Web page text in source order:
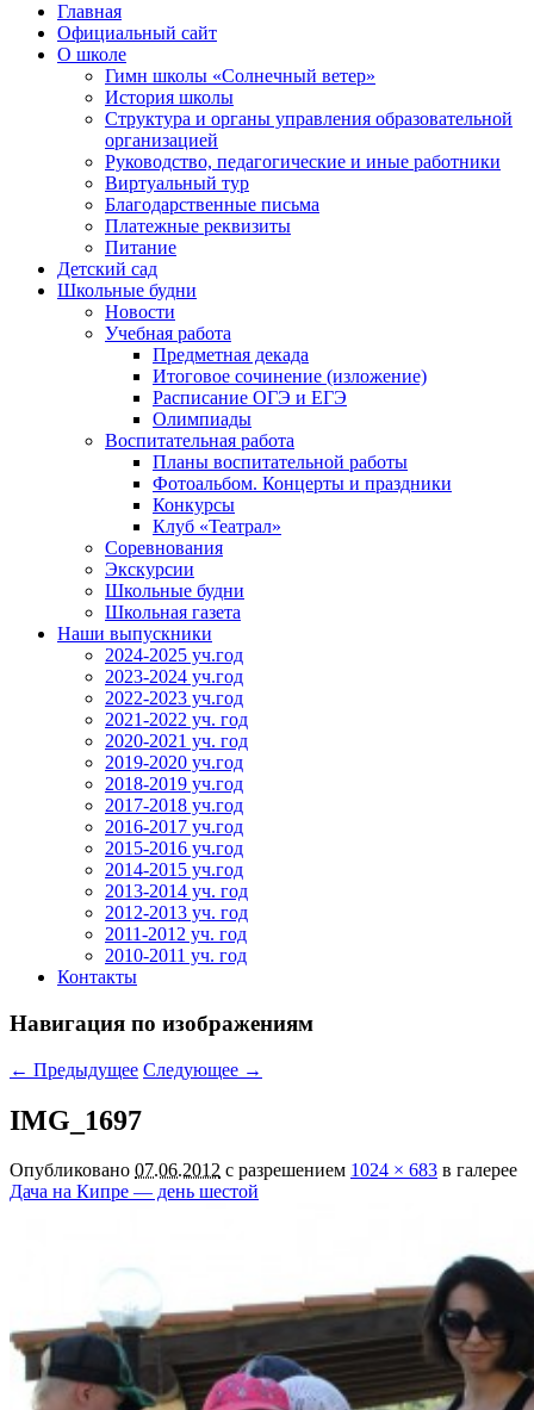
Главная
Официальный сайт
О школе
Гимн школы «Солнечный ветер»
История школы
Структура и органы управления образовательной
организацией
Руководство, педагогические и иные работники
Виртуальный тур
Благодарственные письма
Платежные реквизиты
Питание
Детский сад
Школьные будни
Новости
Учебная работа
Предметная декада
Итоговое сочинение (изложение)
Расписание ОГЭ и ЕГЭ
Олимпиады
Воспитательная работа
Планы воспитательной работы
Фотоальбом. Концерты и праздники
Конкурсы
Клуб «Театрал»
Соревнования
Экскурсии
Школьные будни
Школьная газета
Наши выпускники
2024-2025 уч.год
2023-2024 уч.год
2022-2023 уч.год
2021-2022 уч. год
2020-2021 уч. год
2019-2020 уч.год
2018-2019 уч.год
2017-2018 уч.год
2016-2017 уч.год
2015-2016 уч.год
2014-2015 уч.год
2013-2014 уч. год
2012-2013 уч. год
2011-2012 уч. год
2010-2011 уч. год
Контакты
Навигация по изображениям
← Предыдущее Следующее →
IMG_1697
Опубликовано 07.06.2012 с разрешением 1024 × 683 в галерее
Дача на Кипре — день шестой